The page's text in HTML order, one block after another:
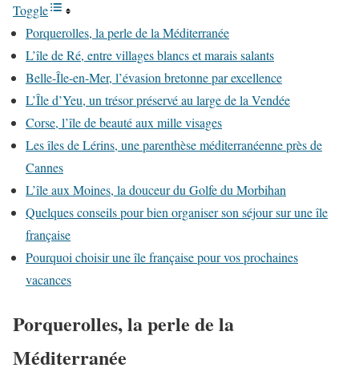
Toggle
Porquerolles, la perle de la Méditerranée
L’île de Ré, entre villages blancs et marais salants
Belle-Île-en-Mer, l’évasion bretonne par excellence
L’Île d’Yeu, un trésor préservé au large de la Vendée
Corse, l’île de beauté aux mille visages
Les îles de Lérins, une parenthèse méditerranéenne près de
Cannes
L’île aux Moines, la douceur du Golfe du Morbihan
Quelques conseils pour bien organiser son séjour sur une île
française
Pourquoi choisir une île française pour vos prochaines
vacances
Porquerolles, la perle de la
Méditerranée